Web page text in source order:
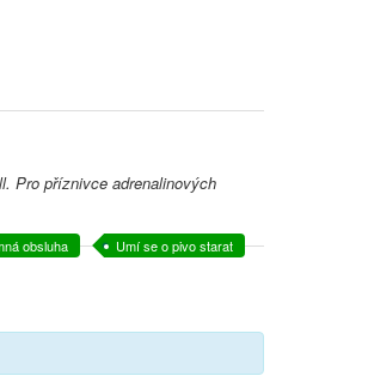
Pro příznivce adrenalinových
obsluha Umí se o pivo starat